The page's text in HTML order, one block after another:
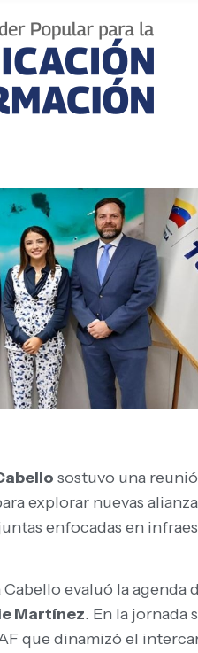
sostuvo una
explorar nuevas
enfocadas en
evaluó la
Martínez. En la jornada
que dinamizó el